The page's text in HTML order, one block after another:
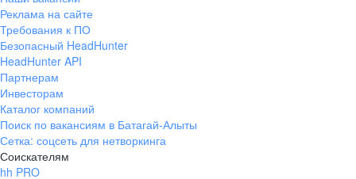
+7 343 226-79-99
pr@ural.hh.ru
ул. Янковского, д. 169, 7 этаж,
706 каб.
+7 861 205-55-57
pr@krd.hh.ru
Реклама на сайте
Требования к ПО
Безопасный HeadHunter
HeadHunter API
Партнерам
Инвесторам
Каталог компаний
Поиск по вакансиям в Батагай-Алыты
Сетка: соцсеть для нетворкинга
Соискателям
hh PRO